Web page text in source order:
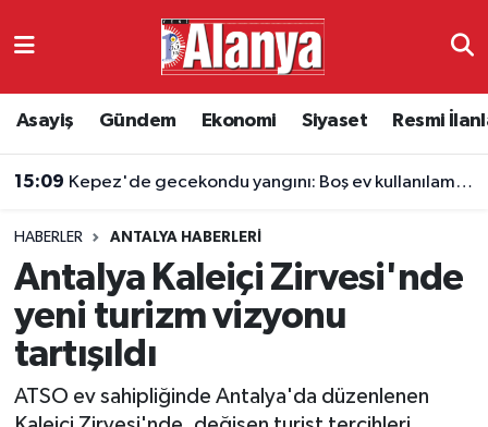
Asayiş Gündem Ekonomi Siyaset Resmi
15:09 Kepez'de gecekondu yangını: Boş ev kullanılamaz hale geldi
HABERLER ANTALYA HABERLERI
Antalya Kaleiçi Zirvesi'nde
yeni turizm vizyonu
tartışıldı
ATSO ev sahipliğinde Antalya'da düzenlenen
Ekonomi
Resmi İlanlar
Alanyaspor
Turizm
Antalya Namaz Vakitleri
Süper Lig Puan Durumu ve Fikstür
Tüm Manşetler
Son Dakika Haberleri